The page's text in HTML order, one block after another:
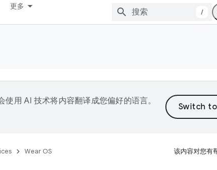
更多
/
使用 AI 技术将内容翻译成您偏好的语言。
Wear OS 该内容对您有